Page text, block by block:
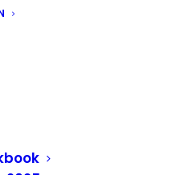
Usa su
civile